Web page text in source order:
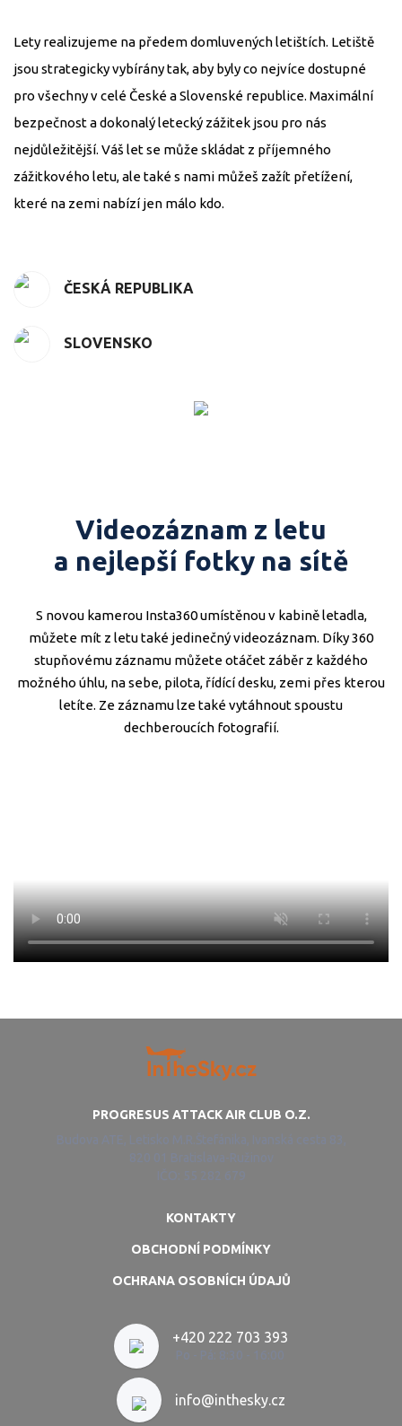
Lety realizujeme na předem domluvených letištích. Letiště
jsou strategicky vybírány tak, aby byly co nejvíce dostupné
pro všechny v celé České a Slovenské republice. Maximální
bezpečnost a dokonalý letecký zážitek jsou pro nás
nejdůležitější. Váš let se může skládat z příjemného
zážitkového letu, ale také s nami můžeš zažít přetížení,
které na zemi nabízí jen málo kdo.
ČESKÁ REPUBLIKA
SLOVENSKO
Videozáznam z letu
a nejlepší fotky na sítě
S novou kamerou Insta360 umístěnou v kabině letadla,
můžete mít z letu také jedinečný videozáznam. Díky 360
stupňovému záznamu můžete otáčet záběr z každého
možného úhlu, na sebe, pilota, řídící desku, zemi přes kterou
letíte. Ze záznamu lze také vytáhnout spoustu
dechberoucích fotografií.
PROGRESUS ATTACK AIR CLUB O.Z.
Budova ATE, Letisko M.R.Štefánika, Ivanská cesta 83,
820 01 Bratislava-Ružinov
IČO: 55 282 679
KONTAKTY
OBCHODNÍ PODMÍNKY
OCHRANA OSOBNÍCH ÚDAJŮ
+420 222 703 393
Po - Pá: 8:30 - 16:00
info@inthesky.cz